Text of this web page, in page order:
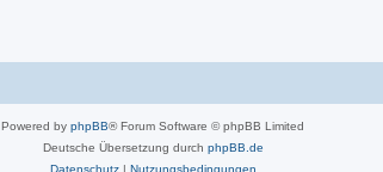
Powered by phpBB® Forum Software © phpBB Limited
Deutsche Übersetzung durch phpBB.de
Datenschutz| Nutzungsbedingungen